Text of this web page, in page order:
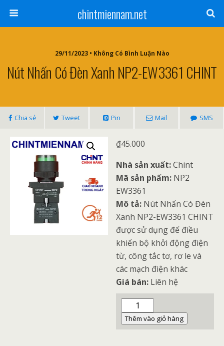
chintmiennam.net
29/11/2023 • Không Có Bình Luận Nào
Nút Nhấn Có Đèn Xanh NP2-EW3361 CHINT
Chia sẻ Tweet Pin Mail SMS
₫45.000
Nhà sản xuất:Chint
Mã sản phẩm: NP2
EW3361
Mô tả: Nút Nhấn Có Đèn
Xanh NP2-EW3361 CHINT
được sử dụng để điều
khiển bộ khởi động điện
từ, công tắc tơ, rơ le và
các mạch điện khác
Giá bán: Liên hệ
Nhấn
Có
Thêm vào giỏ hàng